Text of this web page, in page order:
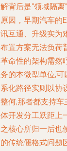
背后是“领域隔
因，早期汽车的
互通、升级实为
置方案无法负荷
命性的架构需然
的本微型单位,
化路径实则以协
何,那者都支持
开发分工跃距上
核心所归一后也
传统僵格式问题